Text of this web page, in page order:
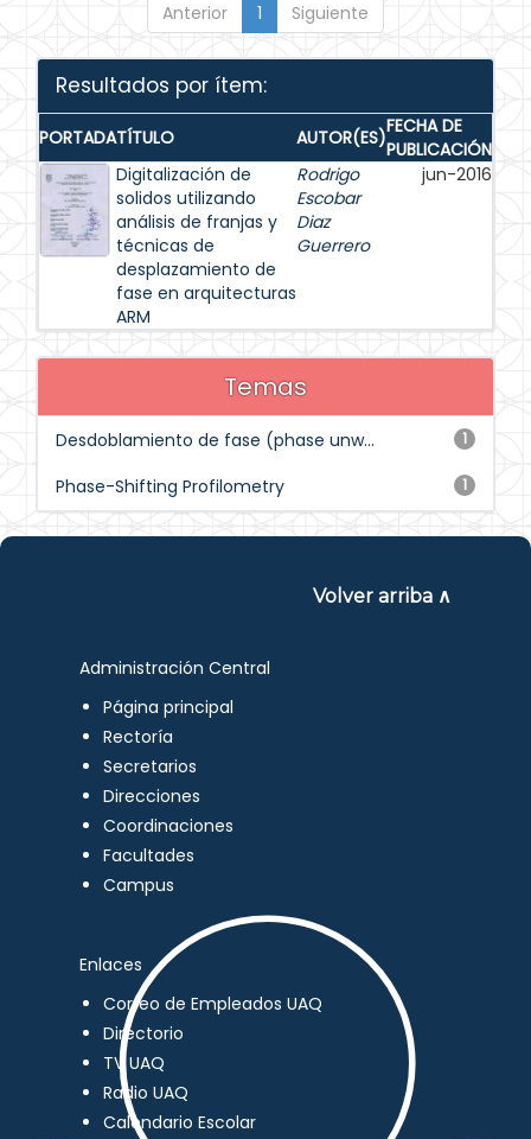
Anterior 1 Siguiente
Resultados por ítem:
PORTADATÍTULO AUTOR(ES)FECHA DE
PUBLICACIÓN
Digitalización de
solidos utilizando
análisis de franjas y
técnicas de
desplazamiento de
fase en arquitecturas
ARM
Rodrigo
Escobar
Diaz
Guerrero
jun-2016
Temas
1
Desdoblamiento de fase (phase unw...
1
Phase-Shifting Profilometry
Volver arriba ∧
Administración Central
Página principal
Rectoría
Secretarios
Direcciones
Coordinaciones
Facultades
Campus
Enlaces
Correo de Empleados UAQ
Directorio
TV UAQ
Radio UAQ
Calendario Escolar